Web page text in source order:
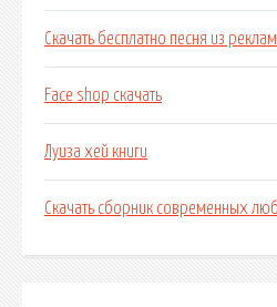
Скачать бесплатно песня из
Face shop скачать
Луиза хей книги
Скачать сборник современных